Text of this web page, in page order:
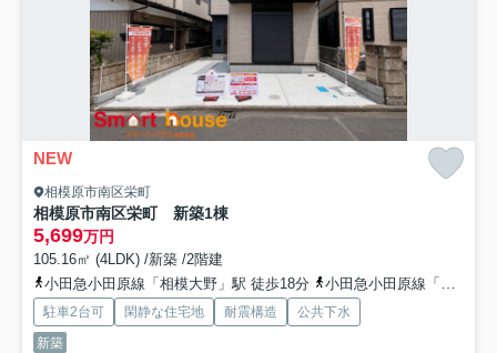
NEW
相模原市南区栄町
相模原市南区栄町 新築1棟
5,699万円
105.16㎡ (4LDK) /新築 /2階建
小田急小田原線「相模大野」駅 徒歩18分
小田急小田原線「小田急相模原」駅 徒歩25分
駐車2台可 閑静な住宅地 耐震構造
公共下水
新築